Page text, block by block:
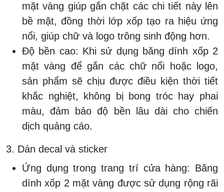
mặt vàng giúp gắn chặt các chi tiết này lên
bề mặt, đồng thời lớp xốp tạo ra hiệu ứng
nổi, giúp chữ và logo trông sinh động hơn.
Độ bền cao: Khi sử dụng băng dính xốp 2
mặt vàng để gắn các chữ nổi hoặc logo,
sản phẩm sẽ chịu được điều kiện thời tiết
khắc nghiệt, không bị bong tróc hay phai
màu, đảm bảo độ bền lâu dài cho chiến
dịch quảng cáo.
3. Dán decal và sticker
Ứng dụng trong trang trí cửa hàng: Băng
dính xốp 2 mặt vàng được sử dụng rộng rãi